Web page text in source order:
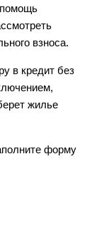
взноса.
в кредит без
жилье
форму